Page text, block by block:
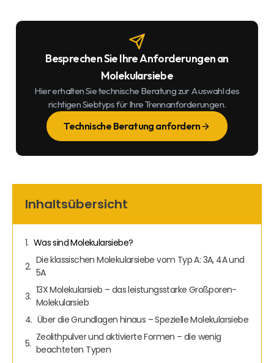
Besprechen Sie Ihre Anforderungen an
Molekularsiebe
Hier erhalten Sie technische Beratung zur Auswahl des
richtigen Siebtyps für Ihre Trennanforderungen.
Technische Beratung anfordern
Inhaltsübersicht
Was sind Molekularsiebe?
Die klassischen Molekularsiebe vom Typ A: 3A, 4A und
5A
13X Molekularsieb – das leistungsstarke Großporen-
Molekularsieb
Über die Grundlagen hinaus – Spezielle Molekularsiebe
Zeolithpulver und aktivierte Formen – die wenig
beachteten Typen